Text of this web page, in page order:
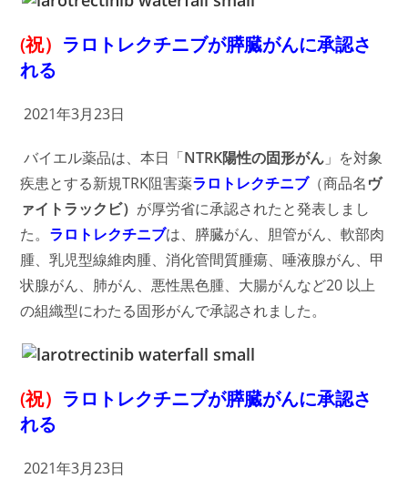
(祝） ラロトレクチニブが膵臓がんに承認さ
れる
2021年3月23日
バイエル薬品は、本日「NTRK陽性の固形がん 」を対象
疾患とする新規TRK阻害薬ラロトレクチニブ（商品名ヴ
ァイトラックビ） が厚労省に承認されたと発表しまし
た。 ラロトレクチニブは、膵臓がん、胆管がん、軟部肉
腫、乳児型線維肉腫、消化管間質腫瘍、唾液腺がん、甲
状腺がん、肺がん、悪性黒色腫、大腸がんなど20 以上
の組織型にわたる固形がんで承認されました。
(祝） ラロトレクチニブが膵臓がんに承認さ
れる
2021年3月23日